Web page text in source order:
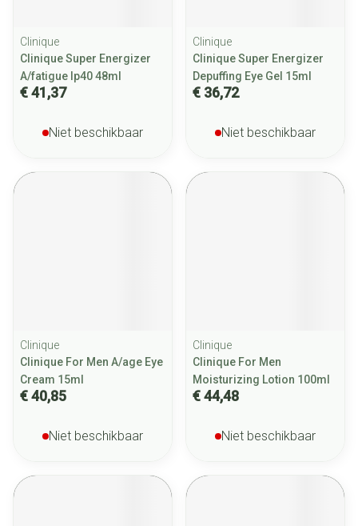
Clinique
Clinique Super Energizer
A/fatigue Ip40 48ml
€ 41,37
Niet beschikbaar
Clinique
Clinique Super Energizer
Depuffing Eye Gel 15ml
€ 36,72
Niet beschikbaar
Clinique
Clinique For Men A/age Eye
Cream 15ml
€ 40,85
Niet beschikbaar
Clinique
Clinique For Men
Moisturizing Lotion 100ml
€ 44,48
Niet beschikbaar